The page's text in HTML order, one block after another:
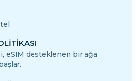
eSIM desteklenen bir ağa